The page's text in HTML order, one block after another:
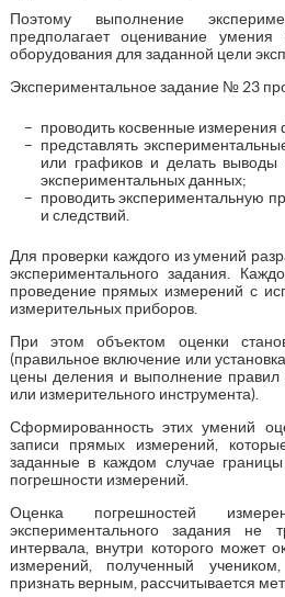
Поэтому выполнение
предполагает оценивание умения
оборудования для заданной цели
Экспериментальное задание № 23
проводить косвенные измерения
представлять
или графиков и делать выводы
экспериментальных данных;
проводить экспериментальную
и следствий.
Для проверки каждого из умений
экспериментального задания.
проведение прямых измерений с
измерительных приборов.
При этом объектом оценки
(правильное включение или
цены деления и выполнение правил
или измерительного инструмента).
Сформированность этих умений
записи прямых измерений,
заданные в каждом случае
погрешности измерений.
Оценка погрешностей
экспериментального задания не
интервала, внутри которого может
измерений, полученный
признать верным, рассчитывается